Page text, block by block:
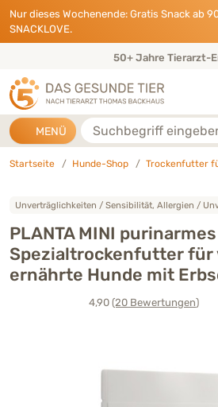
Direkt zu:
INHALT
HAUPTMENÜ
FOOTER
Nur dieses Wochenende: Gratis Snack ab
SNACKLOVE.
Eigene Tierarztpraxis &
MENÜ Suche
Startseite Hunde-Shop Trockenfutter
Unverträglichkeiten / Sensibilität, Allergien /
PLANTA MINI purinarmes
Spezialtrockenfutter für
ernährte Hunde mit
4,90(20 Bewertungen)